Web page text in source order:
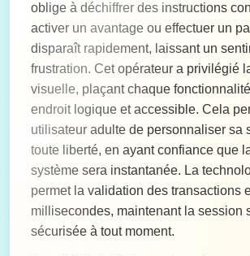
oblige à déchiffrer des instructions
activer un avantage ou effectuer un
disparaît rapidement, laissant un
frustration. Cet opérateur a privilégié
visuelle, plaçant chaque
endroit logique et accessible. Cela
utilisateur adulte de personnaliser sa
toute liberté, en ayant confiance que
système sera instantanée. La
permet la validation des transactions
millisecondes, maintenant la session
sécurisée à tout moment.